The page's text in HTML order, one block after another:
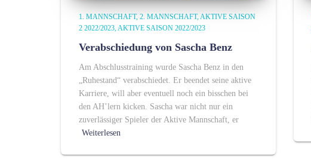
1. MANNSCHAFT 2. MANNSCHAFT AKTIVE SAISON
2 2022/2023 AKTIVE SAISON 2022/2023
Verabschiedung von Sascha Benz
Am Abschlusstraining wurde Sascha Benz in den
„Ruhestand“ verabschiedet. Er beendet seine aktive
Karriere, will aber eventuell noch ein bisschen bei
den AH’lern kicken. Sascha war nicht nur ein
zuverlässiger Spieler der Aktive Mannschaft, er
Weiterlesen